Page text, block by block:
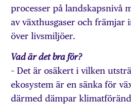
processer på landskapsnivå
av växthusgaser och främjar
över livsmiljöer.
Vad är det bra för?
– Det är osäkert i vilken
ekosystem är en sänka för
därmed dämpar